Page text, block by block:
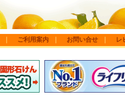
ご利用案内 お問い合せ レ